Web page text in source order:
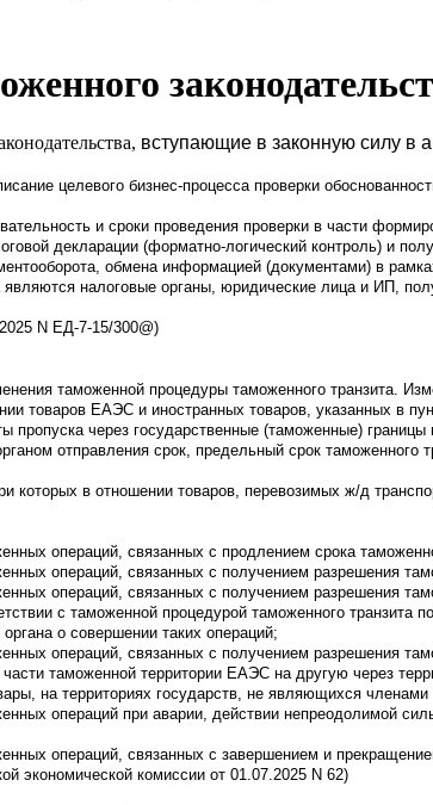
вступающие в законную силу в
целевого бизнес-процесса проверки
и сроки проведения проверки в части
декларации (форматно-логический контроль) и
обмена информацией (документами) в
являются налоговые органы, юридические лица и ИП,
N ЕД-7-15/300@)
таможенной процедуры таможенного транзита.
товаров ЕАЭС и иностранных товаров, указанных в
пропуска через государственные (таможенные)
отправления срок, предельный срок
которых в отношении товаров, перевозимых ж/д
операций, связанных с продлением срока
операций, связанных с получением разрешения
операций, связанных с получением разрешения
с таможенной процедурой таможенного
о совершении таких операций;
операций, связанных с получением разрешения
таможенной территории ЕАЭС на другую через
на территориях государств, не являющихся
операций при аварии, действии непреодолимой
операций, связанных с завершением и
экономической комиссии от 01.07.2025 N 62)